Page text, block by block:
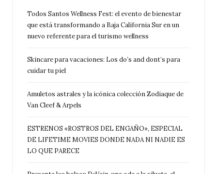
Todos Santos Wellness Fest: el evento de bienestar
que está transformando a Baja California Sur en un
nuevo referente para el turismo wellness
Skincare para vacaciones: Los do’s and dont’s para
cuidar tu piel
Amuletos astrales y la icónica colección Zodiaque de
Van Cleef & Arpels
ESTRENOS «ROSTROS DEL ENGAÑO», ESPECIAL
DE LIFETIME MOVIES DONDE NADA NI NADIE ES
LO QUE PARECE